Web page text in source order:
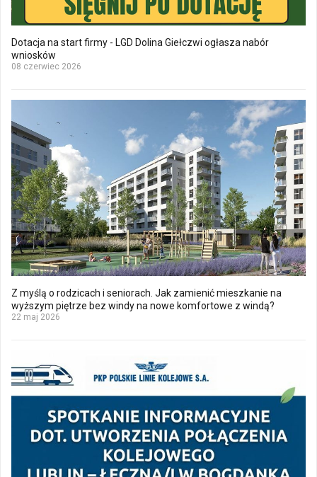
Dotacja na start firmy - LGD Dolina Giełczwi ogłasza nabór
wniosków
08 czerwiec 2026
Z myślą o rodzicach i seniorach. Jak zamienić mieszkanie na
wyższym piętrze bez windy na nowe komfortowe z windą?
22 maj 2026